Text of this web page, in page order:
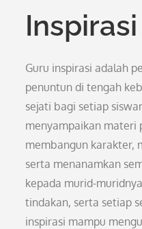
Inspirasi
Guru inspirasi adalah
penuntun di tengah
sejati bagi setiap
menyampaikan materi
membangun karakter,
serta menanamkan
kepada murid-
tindakan, serta setiap
inspirasi mampu